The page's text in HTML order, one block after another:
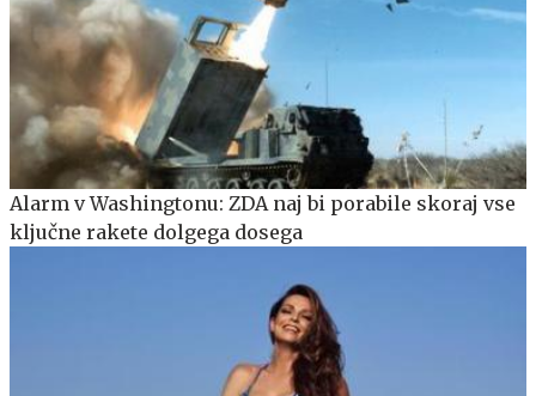
Alarm v Washingtonu: ZDA naj bi porabile skoraj vse
ključne rakete dolgega dosega